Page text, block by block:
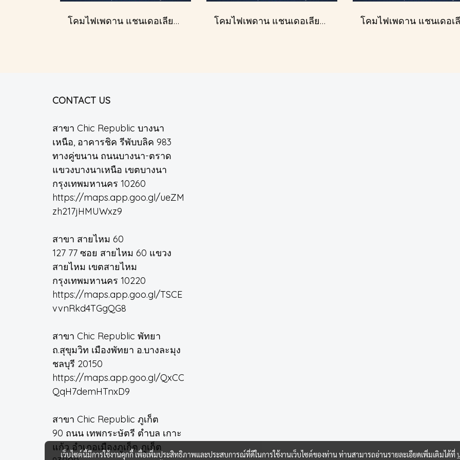
โคมไฟเพดาน แชนเดอเลียร์ รุ่น 1227 โคมไฟเพดาน แชนเดอเลียร์ รุ่น A028-D40
CONTACT US
สาขา Chic Republic บางนา
เหนือ, อาคารชิค รีพับบลิค 983
ทางคู่ขนาน ถนนบางนา-ตราด
แขวงบางนาเหนือ เขตบางนา
กรุงเทพมหานคร 10260
https://maps.app.goo.gl/ueZM
zh217jHMUWxz9
สาขา สายไหม 60
127 77 ซอย สายไหม 60 แขวง
สายไหม เขตสายไหม
กรุงเทพมหานคร 10220
https://maps.app.goo.gl/TSCE
vvnRkd4TGgQG8
สาขา Chic Republic พัทยา
ถ.สุขุมวิท เมืองพัทยา อ.บางละมุง
ชลบุรี 20150
https://maps.app.goo.gl/QxCC
QqH7demHTnxD9
สาขา Chic Republic ภูเก็ต
90 ถนน เทพกระษัตรี ตำบล เกาะ
แก้ว อำเภอเมืองภูเก็ต ภูเก็ต
เว็บไซต์นี้มีการใช้งานคุกกี้ เพื่อเพิ่มประสิทธิภาพและประสบการณ์ที่ดีในการใช้งานเว็บไซต์ของท่าน ท่านสามารถอ่านรายละเอียดเพิ่มเติมได้ที่